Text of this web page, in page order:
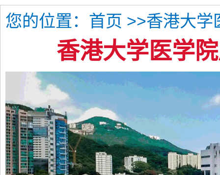
您的位置： 首页 >>香港大学
香港大学医学